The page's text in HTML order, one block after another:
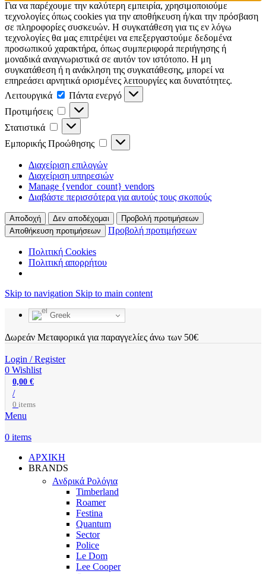
Για να παρέχουμε την καλύτερη εμπειρία, χρησιμοποιούμε
τεχνολογίες όπως cookies για την αποθήκευση ή/και την πρόσβαση
σε πληροφορίες συσκευών. Η συγκατάθεση για τις εν λόγω
τεχνολογίες θα μας επιτρέψει να επεξεργαστούμε δεδομένα
προσωπικού χαρακτήρα, όπως συμπεριφορά περιήγησης ή
μοναδικά αναγνωριστικά σε αυτόν τον ιστότοπο. Η μη
συγκατάθεση ή η ανάκληση της συγκατάθεσης, μπορεί να
επηρεάσει αρνητικά ορισμένες λειτουργίες και δυνατότητες.
Λειτουργικά
Λειτουργικά
Πάντα ενεργό
Προτιμήσεις
Προτιμήσεις
Στατιστικά Στατιστικά
Εμπορικής Προώθησης
Εμπορικής
Προώθησης
Διαχείριση επιλογών
Διαχείριση υπηρεσιών
Manage {vendor_count} vendors
Διαβάστε περισσότερα για αυτούς τους σκοπούς
Αποδοχή Δεν αποδέχομαι
Προβολή προτιμήσεων
Αποθήκευση προτιμήσεων
Προβολή προτιμήσεων
Πολιτική Cookies
Πολιτική απορρήτου
Skip to navigation Skip to main content
Greek
Δωρεάν Μεταφορικά για παραγγελίες άνω των 50€
Login / Register
0 Wishlist
0 items
/
0,00 €
Menu
0 items
ΑΡΧΙΚΗ
BRANDS
Ανδρικά Ρολόγια
Timberland
Roamer
Festina
Quantum
Sector
Police
Le Dom
Lee Cooper